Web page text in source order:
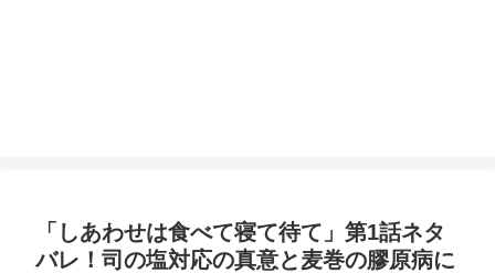
「しあわせは食べて寝て待て」第1話ネタ
バレ！司の塩対応の真意と麦巻の膠原病に